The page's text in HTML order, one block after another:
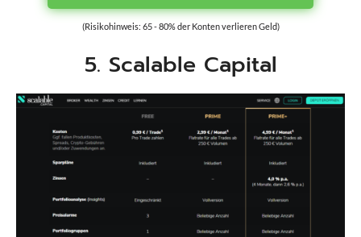
(Risikohinweis: 65 - 80% der Konten verlieren Geld)
5. Scalable Capital